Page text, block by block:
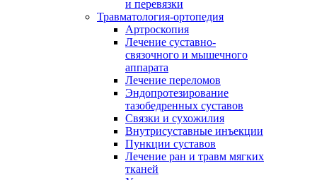
и перевязки
Травматология-ортопедия
Артроскопия
Лечение суставно-
связочного и мышечного
аппарата
Лечение переломов
Эндопротезирование
тазобедренных суставов
Связки и сухожилия
Внутрисуставные инъекции
Пункции суставов
Лечение ран и травм мягких
тканей